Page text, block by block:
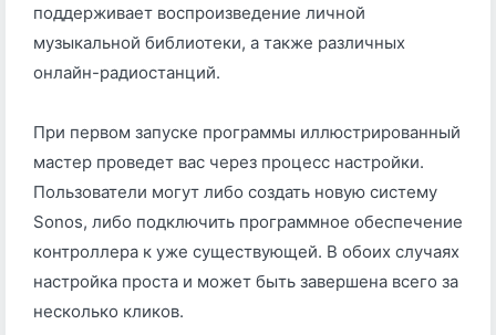
поддерживает воспроизведение личной
музыкальной библиотеки, а также различных
онлайн-радиостанций.
При первом запуске программы иллюстрированный
мастер проведет вас через процесс настройки.
Пользователи могут либо создать новую систему
Sonos, либо подключить программное обеспечение
контроллера к уже существующей. В обоих случаях
настройка проста и может быть завершена всего за
несколько кликов.